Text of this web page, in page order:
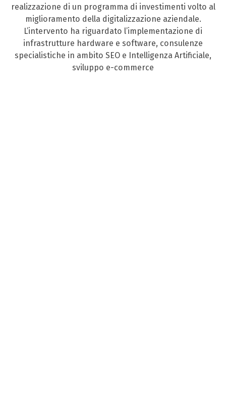
realizzazione di un programma di investimenti volto al
miglioramento della digitalizzazione aziendale.
L’intervento ha riguardato l’implementazione di
infrastrutture hardware e software, consulenze
specialistiche in ambito SEO e Intelligenza Artificiale,
sviluppo e-commerce